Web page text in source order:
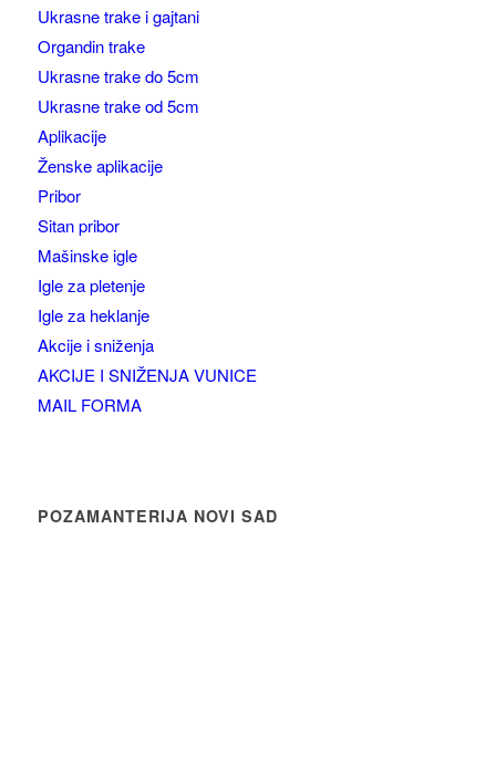
Ukrasne trake i gajtani
Organdin trake
Ukrasne trake do 5cm
Ukrasne trake od 5cm
Aplikacije
Ženske aplikacije
Pribor
Sitan pribor
Mašinske igle
Igle za pletenje
Igle za heklanje
Akcije i sniženja
AKCIJE I SNIŽENJA VUNICE
MAIL FORMA
POZAMANTERIJA NOVI SAD